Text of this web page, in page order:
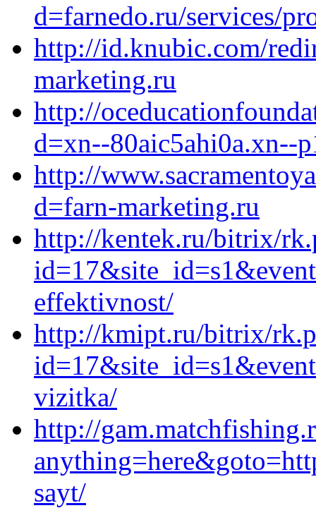
d=farnedo.ru/services/
http://id.knubic.com/
marketing.ru
http://
d=xn--80aic5ahi0a.xn--
http://
d=farn-marketing.ru
http://kentek.ru/bitrix/
effektivnost/
http://kmipt.ru/bitrix/
vizitka/
http://
sayt/